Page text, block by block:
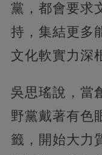
黨，都會要求
持，集結更多
文化軟實力深
吳思瑤說，當
野黨戴著有色
籤，開始大力